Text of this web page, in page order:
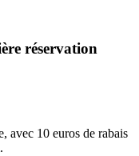
réservation
avec 10 euros de rabais